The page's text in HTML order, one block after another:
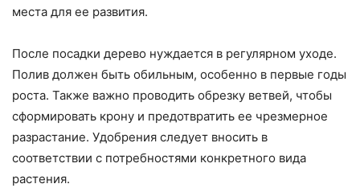
места для ее развития.
После посадки дерево нуждается в регулярном уходе.
Полив должен быть обильным, особенно в первые годы
роста. Также важно проводить обрезку ветвей, чтобы
сформировать крону и предотвратить ее чрезмерное
разрастание. Удобрения следует вносить в
соответствии с потребностями конкретного вида
растения.